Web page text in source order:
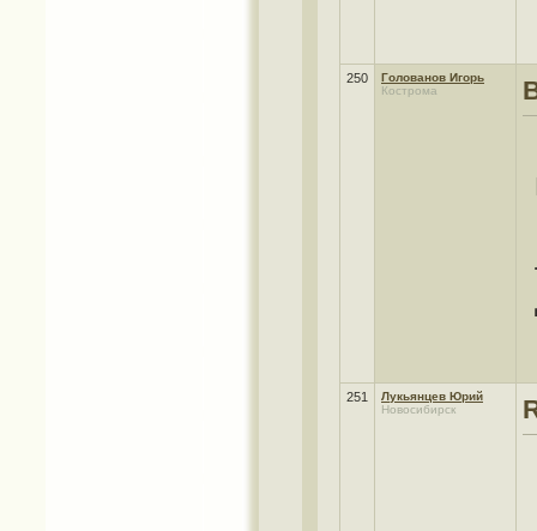
250
Голованов Игорь
Кострома
251
Лукьянцев Юрий
Новосибирск